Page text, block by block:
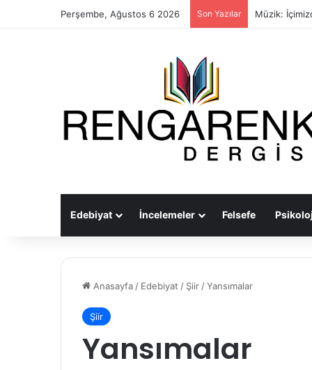
Perşembe, Ağustos 6 2026 Son Yazılar Müzik:
Edebiyat İncelemeler Felsefe
Anasayfa / Edebiyat / Şiir /Yansımalar
Şiir
Yansımalar